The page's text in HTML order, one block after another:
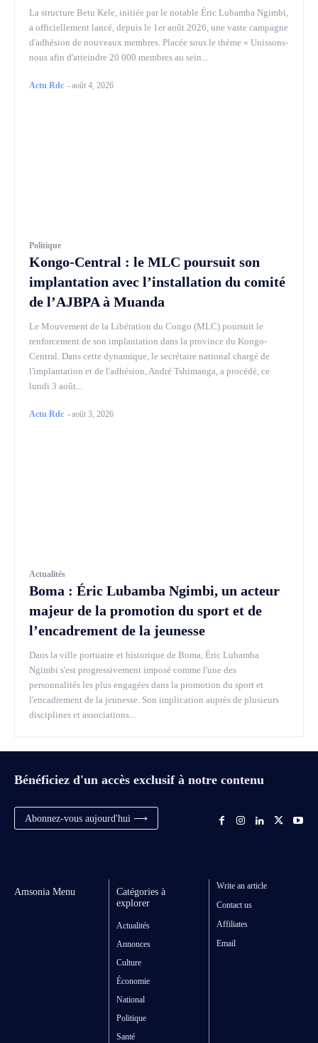
La structure Betu Kele, initiée par le notable Éric Lubamba Ngimbi,
a officiellement lancé, depuis le 1er août 2026, une vaste campagne
d'adhésion de nouveaux membres. Placée sous le thème « Unissons-
nous afin d'atteindre 20 000 membres au sein...
Actu Rdc -août 4, 2026
Politique
Kongo-Central : le MLC poursuit son
implantation avec l’installation du comité
de l’AJBPA à Muanda
Le Mouvement de la Libération du Congo (MLC) poursuit le
renforcement de son implantation dans la province du Kongo-
Central. Dans cette dynamique, le secrétaire national chargé de
l'implantation et de l'adhésion, André Tshimanga, a procédé, ce
lundi 3 août...
Actu Rdc -août 3, 2026
Actualités
Boma : Éric Lubamba Ngimbi, un acteur
majeur de la promotion du sport et de
l’encadrement de la jeunesse
Dans la ville portuaire et historique de Boma, Éric Lubamba
Ngimbi s'est progressivement imposé comme l'une des
personnalités les plus engagées dans la promotion du sport et
l'encadrement de la jeunesse. Son implication auprès de plusieurs
disciplines et associations...
Bénéficiez d'un accès exclusif à notre contenu
Abonnez-vous aujourd'hui ⟶
Amsonia Menu
Catégories à
explorer
Actualités
Annonces
Culture
Économie
National
Politique
Santé
Write an article
Contact us
Affiliates
Email